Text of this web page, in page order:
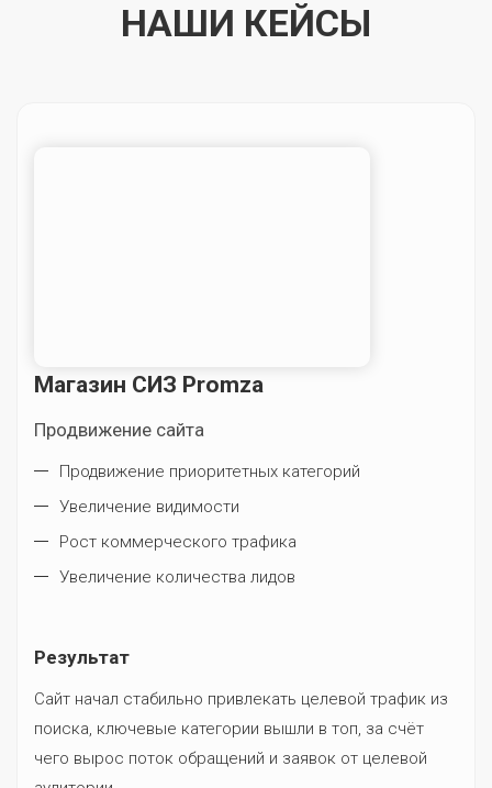
НАШИ КЕЙСЫ
Магазин СИЗ Promza
Продвижение сайта
Продвижение приоритетных категорий
Увеличение видимости
Рост коммерческого трафика
Увеличение количества лидов
Результат
Сайт начал стабильно привлекать целевой трафик из
поиска, ключевые категории вышли в топ, за счёт
чего вырос поток обращений и заявок от целевой